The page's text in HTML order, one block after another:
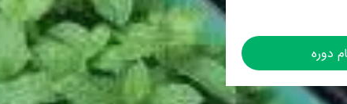
دوره